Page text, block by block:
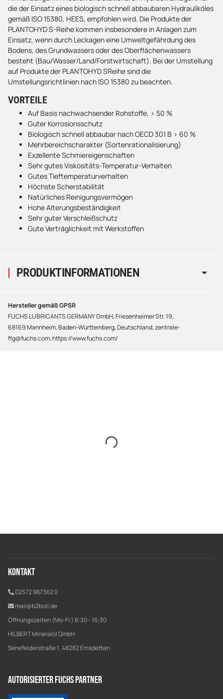
PRODUKTINFORMATIONEN
die der Einsatz eines biologisch schnell abbaubaren Hydrauliköles
gemäß ISO 15380, HEES, empfohlen wird. Die Produkte der
PLANTOHYD S-Reihe kommen insbesondere in Anlagen zum
Einsatz, wenn durch Leckagen eine Umweltgefährdung des
Bodens, des Grundwassers oder des Oberflächenwassers
besteht (Bau/Wasser/Land/Forstwirtschaft). Bei der Umstellung
auf Produkte der PLANTOHYD SReihe sind die
Umstellungsrichtlinien nach ISO 15380 zu beachten.
VORTEILE
Auf Basis nachwachsender Rohstoffe, > 50 %
Guter Korrosionsschutz
Biologisch schnell abbaubar nach OECD 301 B > 60 %
Mehrbereichscharakter (Sortenrationalisierung)
Exzellente Schmiereigenschaften
Sehr gutes Viskositäts-Temperatur-Verhalten
Gutes Tieftemperaturverhalten
Höchste Scherstabilität
Natürliches Reinigungsvermögen
Hohe Alterungsbeständigkeit
Sehr guter Verschleißschutz
Gute Verträglichkeit mit Werkstoffen
Hersteller gemäß GPSR
FUCHS LUBRICANTS GERMANY GmbH, Friesenheimer Str. 19,
68169 Mannheim, Baden-Württemberg, Deutschland, zentrale-
flg@fuchs.com, https://www.fuchs.com/
Kontakt
02572 967362 0
mail@b2boil.de
Öffnungszeiten (Mo-Fr.) 8:30 - 16:30
HILBERT Mineralöl GmbH
Senefelderstraße 1, 48282 Emsdetten
Autorisierter Fuchs Partner